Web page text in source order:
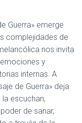
Guerra» emerge
complejidades de
nos invita
y
internas. A
de Guerra» deja
escuchan,
de sanar,